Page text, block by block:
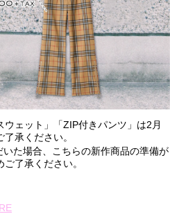
ェット」「ZIP付きパンツ」は2月
承ください。
た場合、こちらの新作商品の準備が
了承ください。